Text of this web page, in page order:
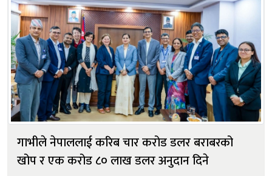
गाभीले नेपाललाई करिब चार करोड डलर बराबरको
खोप र एक करोड ८० लाख डलर अनुदान दिने